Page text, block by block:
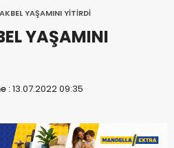
YAŞAMINI YİTİRDİ
YAŞAMINI
:13.07.2022 09:35